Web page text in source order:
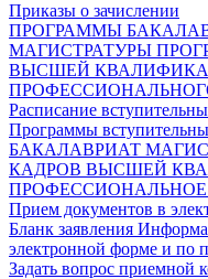
Приказы о зачислении
ПРОГРАММЫ
МАГИСТРАТУРЫ
ВЫСШЕЙ
Расписание
Программы
БАКАЛАВРИАТ
КАДРОВ ВЫСШЕЙ
ПРОФЕССИОНАЛЬНОЕ
Прием документов в
Бланк заявления
электронной форме и по
Задать вопрос приемной